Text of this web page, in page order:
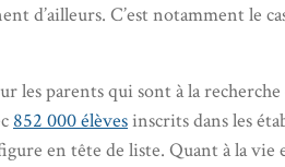
d’ailleurs. C’est notamment le
les parents qui sont à la
852 000 élèvesinscrits dans les
en tête de liste. Quant à la